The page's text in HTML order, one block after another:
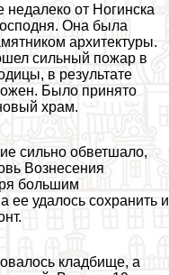
от Ногинска
Она была
архитектуры.
сильный пожар в
в результате
Было принято
храм.
сильно обветшало,
Вознесения
большим
удалось сохранить и
кладбище, а